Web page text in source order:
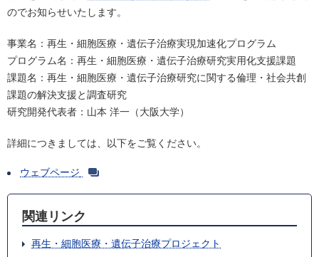
のでお知らせいたします。
事業名：再生・細胞医療・遺伝子治療実現加速化プログラム
プログラム名：再生・細胞医療・遺伝子治療研究実用化支援課題
課題名：再生・細胞医療・遺伝子治療研究に関する倫理・社会共創
課題の解決支援と調査研究
研究開発代表者：山本 洋一（大阪大学）
詳細につきましては、以下をご覧ください。
ウェブページ
関連リンク
再生・細胞医療・遺伝子治療プロジェクト